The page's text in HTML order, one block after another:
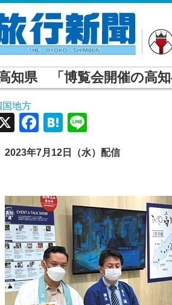
知県 「博覧会開催の高
国地方
X Facebook
Hatena
2023年7月12日（水）配信